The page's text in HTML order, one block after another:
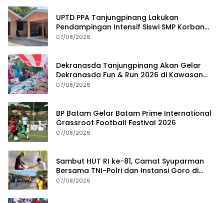
UPTD PPA Tanjungpinang Lakukan
Pendampingan Intensif Siswi SMP Korban
Asusila
07/08/2026
Dekranasda Tanjungpinang Akan Gelar
Dekranasda Fun & Run 2026 di Kawasan
Gedung Gonggong
07/08/2026
BP Batam Gelar Batam Prime International
Grassroot Football Festival 2026
07/08/2026
Sambut HUT RI ke-81, Camat Syuparman
Bersama TNI-Polri dan Instansi Goro di
Pantai Piwang
07/08/2026